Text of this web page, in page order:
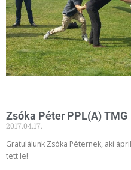
Zsóka Péter PPL(A) TMG
2017.04.17.
Gratulálunk Zsóka Péternek, aki
tett le!